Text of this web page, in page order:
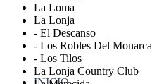
La Loma
La Lonja
- El Descanso
- Los Robles Del Monarca
- Los Tilos
La Lonja Country Club